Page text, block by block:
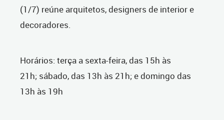
(1/7) reúne arquitetos, designers de interior e
decoradores.
Horários: terça a sexta-feira, das 15h às
21h; sábado, das 13h às 21h; e domingo das
13h às 19h